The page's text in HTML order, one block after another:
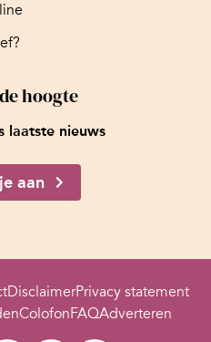
hoogte
laatste nieuws
aan
DisclaimerPrivacy statement
ColofonFAQAdverteren